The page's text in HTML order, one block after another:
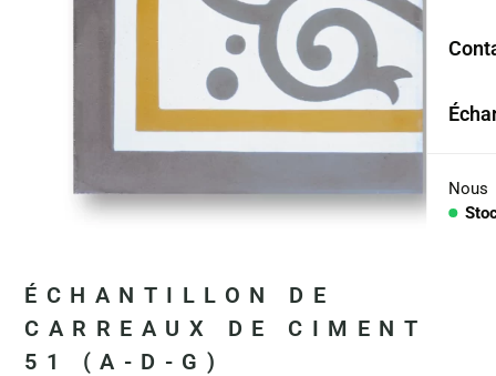
Nous
ÉCHANTILLON DE
CARREAUX DE CIMENT
51 (A-D-G)